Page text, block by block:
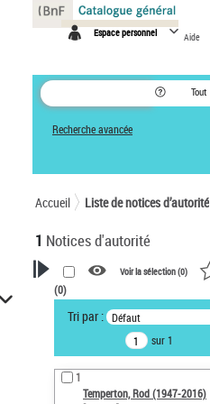
Espace personnel Aide
Tout
Recherche avancée
Accueil Liste de notices d’autorité
1 Notices d'autorité
VOTRE RECHERCHE
Recherche avancée dans les
notices d’autorité
Œuvres liées à l'auteur :
Temperton, Rod (1947-2016)
Voir la sélection (0)
(0)
Tri par : Défaut
sur 1
1
Temperton, Rod (1947-2016)
Panneau de gestion des cookies